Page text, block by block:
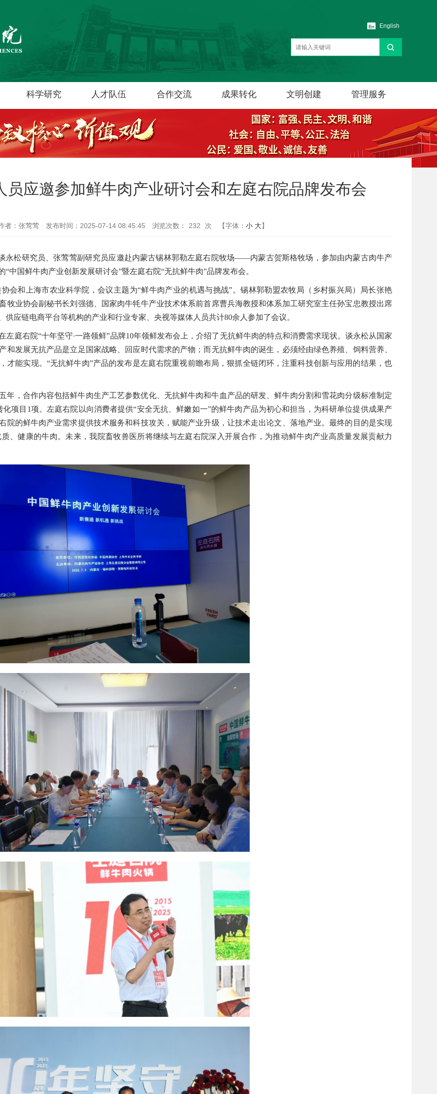
English
科学研究 人才队伍 合作交流 成果转化 文明创建 管理服务
员应邀参加鲜牛肉产业研讨会和左庭右院品牌发布会
者：张莺莺 发布时间：2025-07-14 08:45:45 浏览次数： 232 次 【字体： 小 大】
永松研究员、张莺莺副研究员应邀赴内蒙古锡林郭勒左庭右院牧场——内蒙古贺斯格牧场，参加由内蒙古肉牛产
中国鲜牛肉产业创新发展研讨会”暨左庭右院“无抗鲜牛肉”品牌发布会。
会和上海市农业科学院，会议主题为“鲜牛肉产业的机遇与挑战”。锡林郭勒盟农牧局（乡村振兴局）局长张艳
牧业协会副秘书长刘强德、国家肉牛牦牛产业技术体系前首席曹兵海教授和体系加工研究室主任孙宝忠教授出席
应链电商平台等机构的产业和行业专家、央视等媒体人员共计80余人参加了会议。
庭右院“十年坚守·一路领鲜”品牌10年领鲜发布会上，介绍了无抗鲜牛肉的特点和消费需求现状。谈永松从国家
和发展无抗产品是立足国家战略、回应时代需求的产物；而无抗鲜牛肉的诞生，必须经由绿色养殖、饲料营养、
才能实现。“无抗鲜牛肉”产品的发布是左庭右院重视前瞻布局，狠抓全链闭环，注重科技创新与应用的结果，也
年，合作内容包括鲜牛肉生产工艺参数优化、无抗鲜牛肉和牛血产品的研发、鲜牛肉分割和雪花肉分级标准制定
项目1项。左庭右院以向消费者提供“安全无抗、鲜嫩如一”的鲜牛肉产品为初心和担当，为科研单位提供成果产
院的鲜牛肉产业需求提供技术服务和科技攻关，赋能产业升级，让技术走出论文、落地产业。最终的目的是实现
、健康的牛肉。未来，我院畜牧兽医所将继续与左庭右院深入开展合作，为推动鲜牛肉产业高质量发展贡献力